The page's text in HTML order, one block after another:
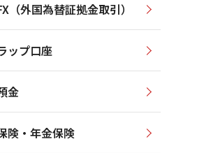
（外国為替証拠金取引）
ップ口座
金
険・年金保険